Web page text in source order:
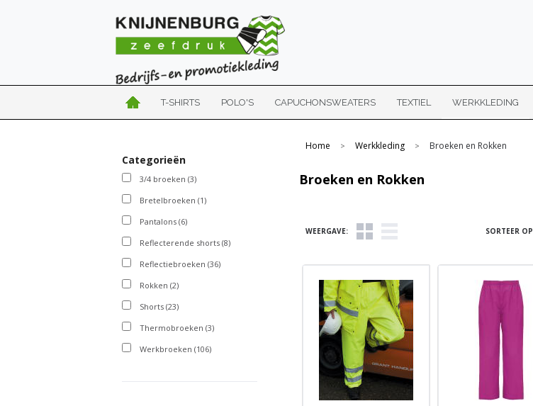
T-SHIRTS POLO'S CAPUCHONSWEATERS TEXTIEL WERKKLEDING
Categorieën
3/4 broeken (3)
Bretelbroeken (1)
Pantalons (6)
Reflecterende shorts (8)
Reflectiebroeken (36)
Rokken (2)
Shorts (23)
Thermobroeken (3)
Werkbroeken (106)
Home > Werkkleding > Broeken en Rokken
Broeken en Rokken
WEERGAVE: SORTEER OP